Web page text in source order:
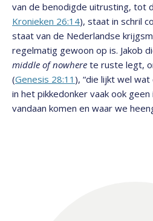
van de benodigde uitrusting, tot
Kronieken 26:14), staat in schril
staat van de Nederlandse
regelmatig gewoon op is. Jakob
middle of nowhere te ruste legt,
(Genesis 28:11 ), “die lijkt wel
in het pikkedonker vaak ook
vandaan komen en waar we